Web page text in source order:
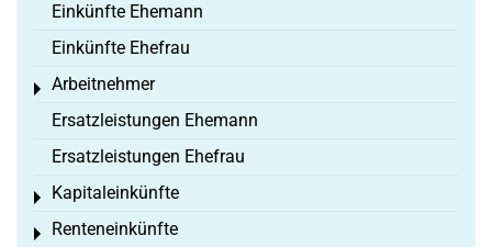
Einkünfte Ehemann
Einkünfte Ehefrau
Arbeitnehmer
Toggle menu
Ersatzleistungen Ehemann
Ersatzleistungen Ehefrau
Kapitaleinkünfte
Toggle menu
Renteneinkünfte
Toggle menu